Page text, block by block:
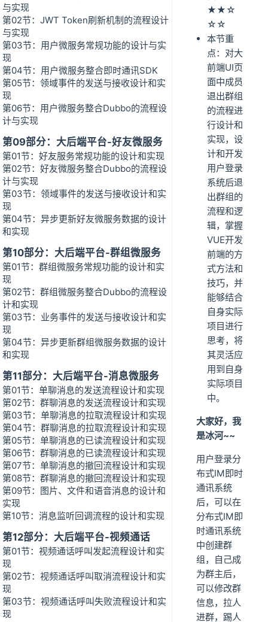
与实现
第02节：JWT Token刷新机制的流程设计
与实现
第03节：用户微服务常规功能的设计与实
现
第04节：用户微服务整合即时通讯SDK
第05节：领域事件的发送与接收设计和实
现
第06节：用户微服务整合Dubbo的流程设
计与实现
第09部分：大后端平台-好友微服务
第01节：好友服务常规功能的设计和实现
第02节：好友微服务整合Dubbo的流程设
计与实现
第03节：领域事件的发送与接收设计和实
现
第04节：异步更新好友微服务数据的设计
和实现
第10部分：大后端平台-群组微服务
第01节：群组微服务常规功能的设计和实
现
第02节：群组微服务整合Dubbo的流程设
计和实现
第03节：业务事件的发送与接收设计和实
现
第04节：异步更新群组微服务数据的设计
和实现
第11部分：大后端平台-消息微服务
第01节：单聊消息的发送流程设计和实现
第02节：群聊消息的发送流程设计和实现
第03节：单聊消息的拉取流程设计和实现
第04节：群聊消息的拉取流程设计和实现
第05节：单聊消息的已读流程设计和实现
第06节：群聊消息的已读流程设计和实现
第07节：单聊消息的撤回流程设计和实现
第08节：群聊消息的撤回流程设计和实现
第09节：图片、文件和语音消息的设计和
实现
第10节：消息监听回调流程的设计和实现
第12部分：大后端平台-视频通话
第01节：视频通话呼叫发起流程设计和实
现
第02节：视频通话呼叫取消流程设计和实
现
第03节：视频通话呼叫失败流程设计和实
现
★★☆
☆☆
本节重
点：对大
前端UI页
面中成员
退出群组
的流程进
行设计和
实现，设
计和开发
用户登录
系统后退
出群组的
流程和逻
辑，掌握
VUE开发
前端的方
式方法和
技巧，并
能够结合
自身实际
项目进行
思考，将
其灵活应
用到自身
实际项目
中。
大家好，我
是冰河~~
用户登录分
布式IM即时
通讯系统
后，可以在
分布式IM即
时通讯系统
中创建群
组，自己成
为群主后，
可以修改群
信息，拉人
进群，踢人